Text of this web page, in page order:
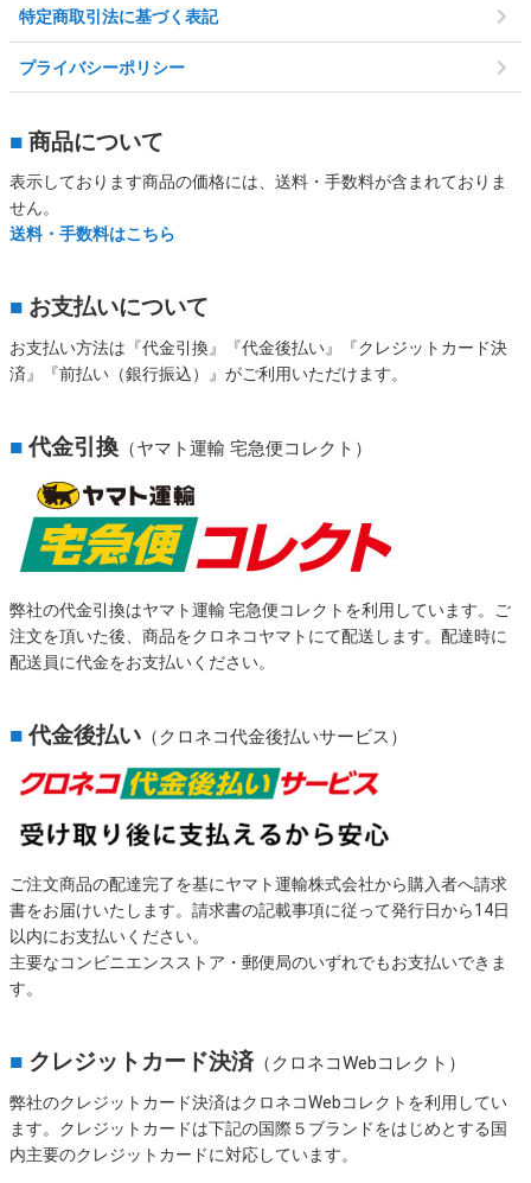
特定商取引法に基づく表記
プライバシーポリシー
■ 商品について
表示しております商品の価格には、送料・手数料が含まれておりま
せん。
送料・手数料はこちら
■ お支払いについて
お支払い方法は『代金引換』『代金後払い』『クレジットカード決
済』『前払い（銀行振込）』がご利用いただけます。
■代金引換 （ヤマト運輸 宅急便コレクト）
弊社の代金引換はヤマト運輸 宅急便コレクトを利用しています。ご
注文を頂いた後、商品をクロネコヤマトにて配送します。配達時に
配送員に代金をお支払いください。
■代金後払い （クロネコ代金後払いサービス）
ご注文商品の配達完了を基にヤマト運輸株式会社から購入者へ請求
書をお届けいたします。請求書の記載事項に従って発行日から14日
以内にお支払いください。
主要なコンビニエンスストア・郵便局のいずれでもお支払いできま
す。
■ クレジットカード決済 （クロネコWebコレクト）
弊社のクレジットカード決済はクロネコWebコレクトを利用してい
ます。クレジットカードは下記の国際５ブランドをはじめとする国
内主要のクレジットカードに対応しています。